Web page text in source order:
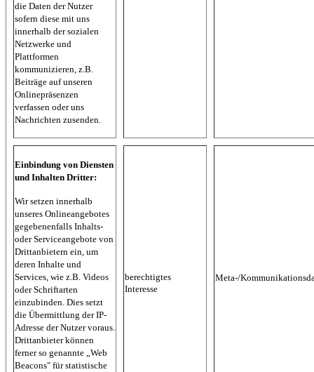
die Daten der Nutzer
sofern diese mit uns
innerhalb der sozialen
Netzwerke und
Plattformen
kommunizieren, z.B.
Beiträge auf unseren
Onlinepräsenzen
verfassen oder uns
Nachrichten zusenden.
Einbindung von Diensten
und Inhalten Dritter:
Wir setzen innerhalb
unseres Onlineangebotes
gegebenenfalls Inhalts-
oder Serviceangebote von
Drittanbietern ein, um
deren Inhalte und
Services, wie z.B. Videos
oder Schriftarten
einzubinden. Dies setzt
die Übermittlung der IP-
Adresse der Nutzer voraus.
Drittanbieter können
ferner so genannte „Web
Beacons" für statistische
berechtigtes
Interesse
Meta-/